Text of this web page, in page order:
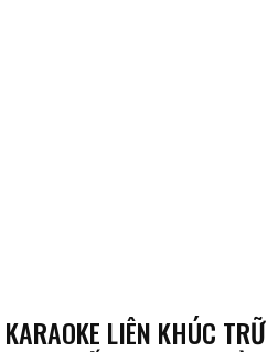
KARAOKE LIÊN KHÚC